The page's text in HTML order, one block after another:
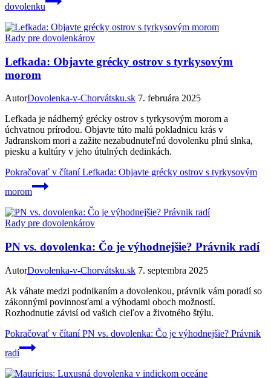
dovolenku
Rady pre dovolenkárov
Lefkada: Objavte grécky ostrov s tyrkysovým
morom
AutorDovolenka-v-Chorvátsku.sk 7. februára 2025
Lefkada je nádherný grécky ostrov s tyrkysovým morom a
úchvatnou prírodou. Objavte túto malú pokladnicu krás v
Jadranskom mori a zažite nezabudnuteľnú dovolenku plnú slnka,
piesku a kultúry v jeho útulných dedinkách.
Pokračovať v čítaníLefkada: Objavte grécky ostrov s tyrkysovým
morom
Rady pre dovolenkárov
PN vs. dovolenka: Čo je výhodnejšie? Právnik radí
AutorDovolenka-v-Chorvátsku.sk 7. septembra 2025
Ak váhate medzi podnikaním a dovolenkou, právnik vám poradí so
zákonnými povinnosťami a výhodami oboch možností.
Rozhodnutie závisí od vašich cieľov a životného štýlu.
Pokračovať v čítaníPN vs. dovolenka: Čo je výhodnejšie? Právnik
radí